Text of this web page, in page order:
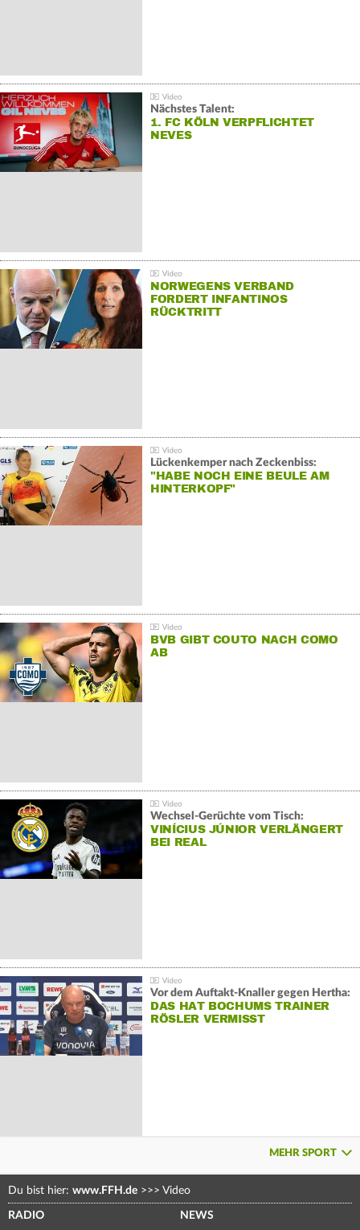
Nächstes Talent:
1. FC KÖLN VERPFLICHTET
NEVES
NORWEGENS VERBAND
FORDERT INFANTINOS
RÜCKTRITT
Lückenkemper nach Zeckenbiss:
"HABE NOCH EINE BEULE AM
HINTERKOPF"
BVB GIBT COUTO NACH COMO
AB
Wechsel-Gerüchte vom Tisch:
VINÍCIUS JÚNIOR VERLÄNGERT
BEI REAL
Vor dem Auftakt-Knaller gegen Hertha:
DAS HAT BOCHUMS TRAINER
RÖSLER VERMISST
MEHR SPORT
Du bist hier: www.FFH.de >>> Video
RADIO NEWS